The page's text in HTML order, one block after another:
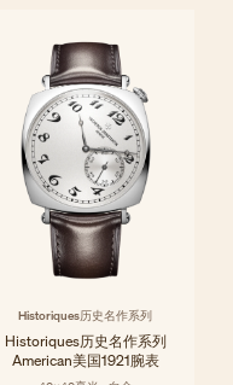
Historiques历史名作系列
Historiques历史名作系列
American美国1921腕表